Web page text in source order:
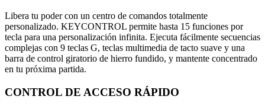
Libera tu poder con un centro de comandos totalmente
personalizado. KEYCONTROL permite hasta 15 funciones por
tecla para una personalización infinita. Ejecuta fácilmente secuencias
complejas con 9 teclas G, teclas multimedia de tacto suave y una
barra de control giratorio de hierro fundido, y mantente concentrado
en tu próxima partida.
CONTROL DE ACCESO RÁPIDO